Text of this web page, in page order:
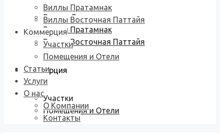
Виллы Джомтьен
Виллы Пратамнак
Виллы Восточная Паттайя
Коммерция
Участки
Помещения и Отели
Виллы Пратамнак
Виллы Восточная Паттайя
Коммерция
Участки
Помещения и Отели
Статьи
Услуги
О нас
О Компании
Контакты